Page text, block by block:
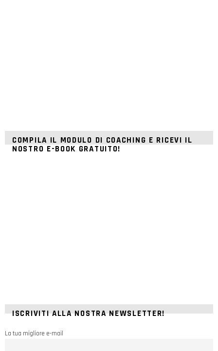
COMPILA IL MODULO DI COACHING E RICEVI IL
NOSTRO E-BOOK GRATUITO!
ISCRIVITI ALLA NOSTRA NEWSLETTER!
La tua migliore e-mail